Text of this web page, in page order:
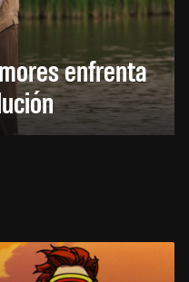
enfrenta